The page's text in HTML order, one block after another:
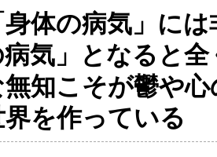
体の病気」に
気」となると
知こそが鬱や
を作っている